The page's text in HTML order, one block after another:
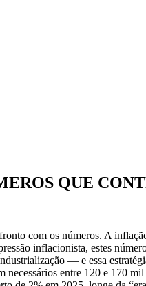
QUE
com os números. A
inflacionista, estes
— e essa
entre 120 e 170